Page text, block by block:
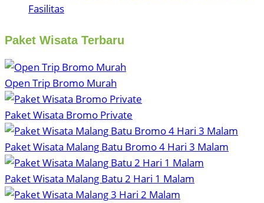
Fasilitas
Paket Wisata Terbaru
Open Trip Bromo Murah
Paket Wisata Bromo Private
Paket Wisata Malang Batu Bromo 4 Hari 3 Malam
Paket Wisata Malang Batu 2 Hari 1 Malam